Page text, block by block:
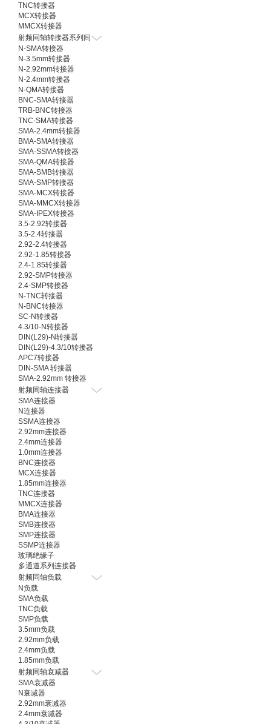
TNC转接器
MCX转接器
MMCX转接器
射频同轴转接器系列间
N-SMA转接器
N-3.5mm转接器
N-2.92mm转接器
N-2.4mm转接器
N-QMA转接器
BNC-SMA转接器
TRB-BNC转接器
TNC-SMA转接器
SMA-2.4mm转接器
BMA-SMA转接器
SMA-SSMA转接器
SMA-QMA转接器
SMA-SMB转接器
SMA-SMP转接器
SMA-MCX转接器
SMA-MMCX转接器
SMA-IPEX转接器
3.5-2.92转接器
3.5-2.4转接器
2.92-2.4转接器
2.92-1.85转接器
2.4-1.85转接器
2.92-SMP转接器
2.4-SMP转接器
N-TNC转接器
N-BNC转接器
SC-N转接器
4.3/10-N转接器
DIN(L29)-N转接器
DIN(L29)-4.3/10转接器
APC7转接器
DIN-SMA 转接器
SMA-2.92mm 转接器
射频同轴连接器
SMA连接器
N连接器
SSMA连接器
2.92mm连接器
2.4mm连接器
1.0mm连接器
BNC连接器
MCX连接器
1.85mm连接器
TNC连接器
MMCX连接器
BMA连接器
SMB连接器
SMP连接器
SSMP连接器
玻璃绝缘子
多通道系列连接器
射频同轴负载
N负载
SMA负载
TNC负载
SMP负载
3.5mm负载
2.92mm负载
2.4mm负载
1.85mm负载
射频同轴衰减器
SMA衰减器
N衰减器
2.92mm衰减器
2.4mm衰减器